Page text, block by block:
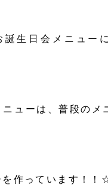
誕生日会メニュー
ューは、普段のメ
を作っています！！